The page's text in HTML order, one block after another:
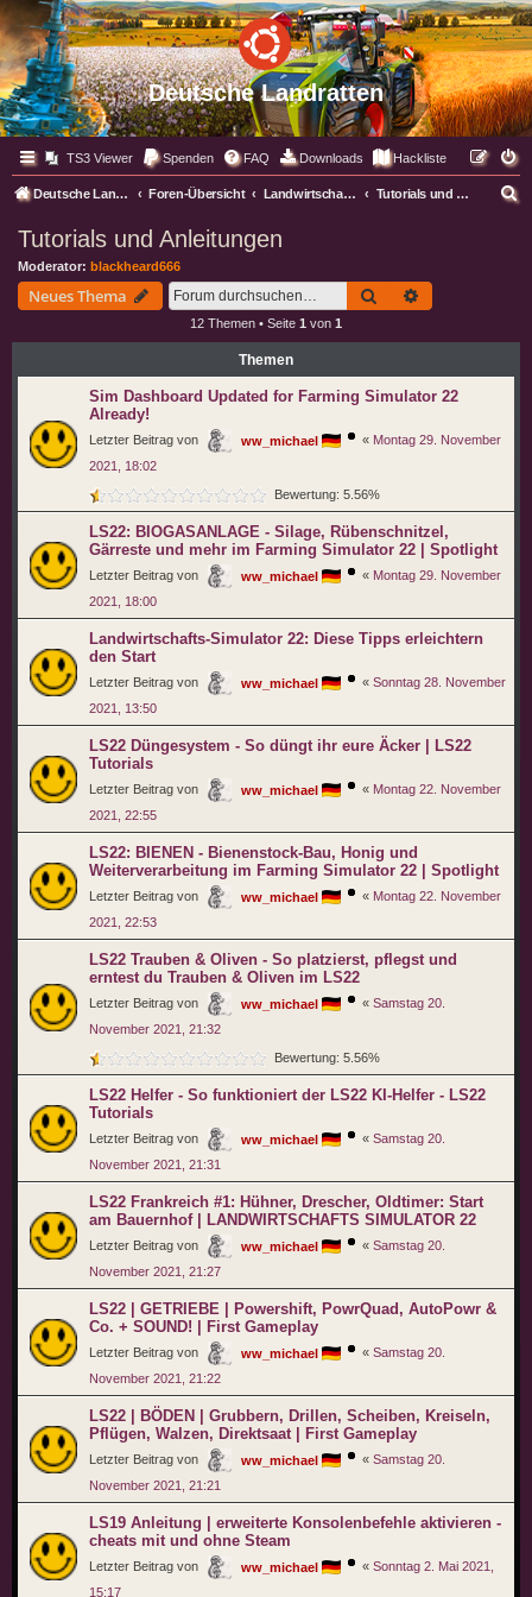
Deutsche Landratten
TS3 Viewer Spenden FAQ Downloads Hackliste
Deutsche Landratten Foren-Übersicht Landwirtschafts Simulator Tutorials und Anleitungen
Tutorials und Anleitungen
Moderator: blackheard666
Neues Thema Suche
12 Themen • Seite 1 von 1
Themen
Sim Dashboard Updated for Farming Simulator 22
Already!
Letzter Beitrag von ww_michael « Montag 29. November
2021, 18:02
Bewertung: 5.56%
LS22: BIOGASANLAGE - Silage, Rübenschnitzel,
Gärreste und mehr im Farming Simulator 22 | Spotlight
Letzter Beitrag von ww_michael « Montag 29. November
2021, 18:00
Landwirtschafts-Simulator 22: Diese Tipps erleichtern
den Start
Letzter Beitrag von ww_michael « Sonntag 28. November
2021, 13:50
LS22 Düngesystem - So düngt ihr eure Äcker | LS22
Tutorials
Letzter Beitrag von ww_michael « Montag 22. November
2021, 22:55
LS22: BIENEN - Bienenstock-Bau, Honig und
Weiterverarbeitung im Farming Simulator 22 | Spotlight
Letzter Beitrag von ww_michael « Montag 22. November
2021, 22:53
LS22 Trauben & Oliven - So platzierst, pflegst und
erntest du Trauben & Oliven im LS22
Letzter Beitrag von ww_michael « Samstag 20.
November 2021, 21:32
Bewertung: 5.56%
LS22 Helfer - So funktioniert der LS22 KI-Helfer - LS22
Tutorials
Letzter Beitrag von ww_michael « Samstag 20.
November 2021, 21:31
LS22 Frankreich #1: Hühner, Drescher, Oldtimer: Start
am Bauernhof | LANDWIRTSCHAFTS SIMULATOR 22
Letzter Beitrag von ww_michael « Samstag 20.
November 2021, 21:27
LS22 | GETRIEBE | Powershift, PowrQuad, AutoPowr &
Co. + SOUND! | First Gameplay
Letzter Beitrag von ww_michael « Samstag 20.
November 2021, 21:22
LS22 | BÖDEN | Grubbern, Drillen, Scheiben, Kreiseln,
Pflügen, Walzen, Direktsaat | First Gameplay
Letzter Beitrag von ww_michael « Samstag 20.
November 2021, 21:21
LS19 Anleitung | erweiterte Konsolenbefehle aktivieren -
cheats mit und ohne Steam
Letzter Beitrag von ww_michael « Sonntag 2. Mai 2021,
15:17